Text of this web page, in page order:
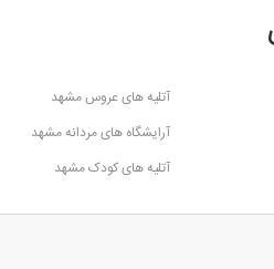
آتلیه های عروس مشهد
آرایشگاه های مردانه مشهد
آتلیه های کودک مشهد